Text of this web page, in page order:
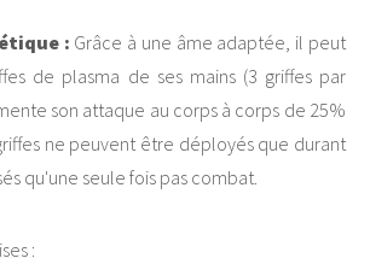
: Grâce à une âme adaptée, il peut
de plasma de ses mains (3 griffes par
son attaque au corps à corps de 25%
ne peuvent être déployés que durant
qu'une seule fois pas combat.
: